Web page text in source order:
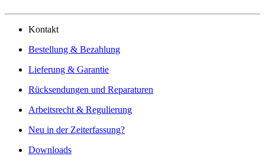
Kontakt
Bestellung & Bezahlung
Lieferung & Garantie
Rücksendungen und Reparaturen
Arbeitsrecht & Regulierung
Neu in der Zeiterfassung?
Downloads